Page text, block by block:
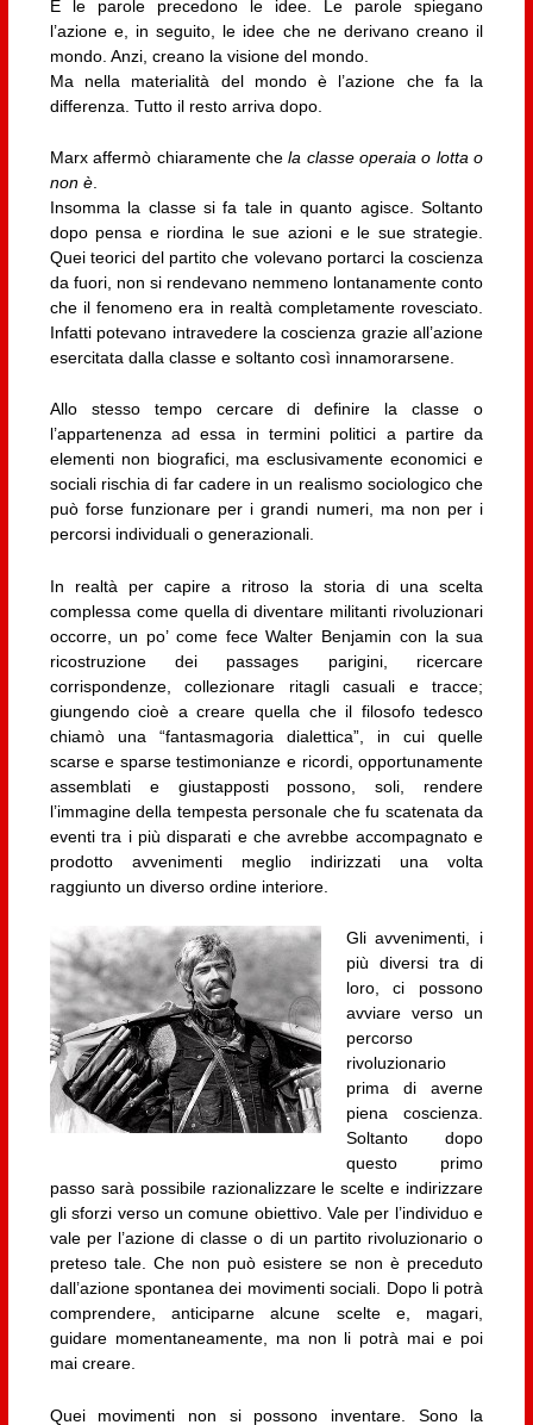
E le parole precedono le idee. Le parole spiegano
l’azione e, in seguito, le idee che ne derivano creano il
mondo. Anzi, creano la visione del mondo.
Ma nella materialità del mondo è l’azione che fa la
differenza. Tutto il resto arriva dopo.
Marx affermò chiaramente chela classe operaia o lotta o
non è.
Insomma la classe si fa tale in quanto agisce. Soltanto
dopo pensa e riordina le sue azioni e le sue strategie.
Quei teorici del partito che volevano portarci la coscienza
da fuori, non si rendevano nemmeno lontanamente conto
che il fenomeno era in realtà completamente rovesciato.
Infatti potevano intravedere la coscienza grazie all’azione
esercitata dalla classe e soltanto così innamorarsene.
Allo stesso tempo cercare di definire la classe o
l’appartenenza ad essa in termini politici a partire da
elementi non biografici, ma esclusivamente economici e
sociali rischia di far cadere in un realismo sociologico che
può forse funzionare per i grandi numeri, ma non per i
percorsi individuali o generazionali.
In realtà per capire a ritroso la storia di una scelta
complessa come quella di diventare militanti rivoluzionari
occorre, un po’ come fece Walter Benjamin con la sua
ricostruzione dei passages parigini, ricercare
corrispondenze, collezionare ritagli casuali e tracce;
giungendo cioè a creare quella che il filosofo tedesco
chiamò una “fantasmagoria dialettica”, in cui quelle
scarse e sparse testimonianze e ricordi, opportunamente
assemblati e giustapposti possono, soli, rendere
l’immagine della tempesta personale che fu scatenata da
eventi tra i più disparati e che avrebbe accompagnato e
prodotto avvenimenti meglio indirizzati una volta
raggiunto un diverso ordine interiore.
Gli avvenimenti, i
più diversi tra di
loro, ci possono
avviare verso un
percorso
rivoluzionario
prima di averne
piena coscienza.
Soltanto dopo
questo primo
passo sarà possibile razionalizzare le scelte e indirizzare
gli sforzi verso un comune obiettivo. Vale per l’individuo e
vale per l’azione di classe o di un partito rivoluzionario o
preteso tale. Che non può esistere se non è preceduto
dall’azione spontanea dei movimenti sociali. Dopo li potrà
comprendere, anticiparne alcune scelte e, magari,
guidare momentaneamente, ma non li potrà mai e poi
mai creare.
Quei movimenti non si possono inventare. Sono la